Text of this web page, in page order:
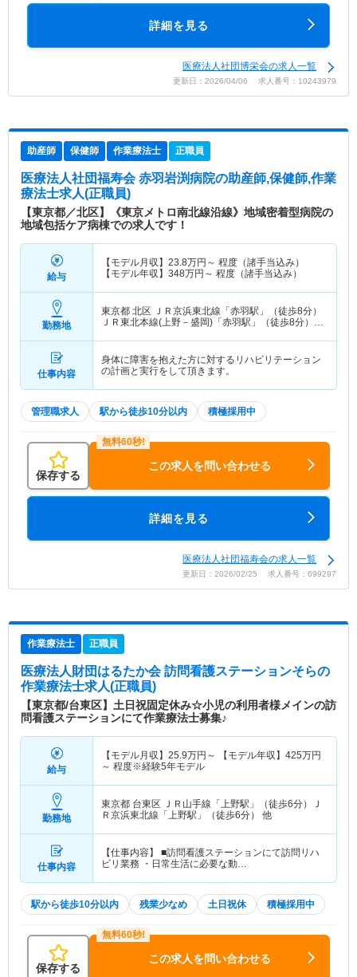
詳細を見る
医療法人社団博栄会の求人一覧
更新日：2026/04/06 求人番号：10243979
助産師 保健師 作業療法士 正職員
医療法人社団福寿会 赤羽岩渕病院の助産師,保健師,作業
療法士求人(正職員)
【東京都／北区】《東京メトロ南北線沿線》地域密着型病院の
地域包括ケア病棟での求人です！
給与
【モデル月収】 23.8万円～ 程度（諸手当込み）
【モデル年収】 348万円～ 程度（諸手当込み）
勤務地
東京都 北区 ＪＲ京浜東北線「赤羽駅」（徒歩8分）
ＪＲ東北本線(上野－盛岡)「赤羽駅」（徒歩8分）
仕事内容
身体に障害を抱えた方に対するリハビリテーション
の計画と実行をして頂きます。
管理職求人 駅から徒歩10分以内 積極採用中
保存する
この求人を問い合わせる
詳細を見る
医療法人社団福寿会の求人一覧
更新日：2026/02/25 求人番号：699297
作業療法士 正職員
医療法人財団はるたか会 訪問看護ステーションそらの
作業療法士求人(正職員)
【東京都/台東区】土日祝固定休み☆小児の利用者様メインの訪
問看護ステーションにて作業療法士募集♪
給与
【モデル月収】 25.9万円～ 【モデル年収】 425万円
～ 程度※経験5年モデル
勤務地
東京都 台東区 ＪＲ山手線「上野駅」（徒歩6分）Ｊ
Ｒ京浜東北線「上野駅」（徒歩6分） 他
仕事内容
【仕事内容】 ■訪問看護ステーションにて訪問リハ
ビリ業務 ・日常生活に必要な動…
駅から徒歩10分以内 残業少なめ 土日祝休 積極採用中
保存する
この求人を問い合わせる